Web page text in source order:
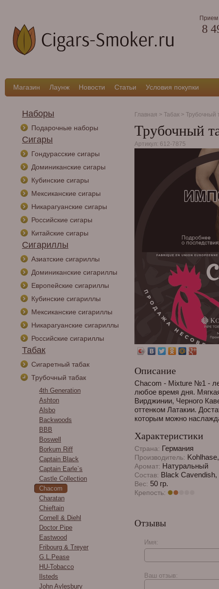
Прием
8
Магазин Лаунж Новости Статьи Условия покупки
Наборы
Подарочные наборы
Сигары
Гондурасские сигары
Доминиканские сигары
Кубинские сигары
Мексиканские сигары
Никарагуанские сигары
Российские сигары
Китайские сигары
Сигариллы
Азиатские сигариллы
Доминиканские сигариллы
Европейские сигариллы
Кубинские сигариллы
Мексиканские сигариллы
Никарагуанские сигариллы
Российские сигариллы
Табак
Сигаретный табак
Трубочный табак
4th Generation
Ashton
Alsbo
Backwoods
BBB
Boswell
Borkum Riff
Captain Black
Captain Earle`s
Castle Collection
Chacom
Charatan
Chieftain
Cornell & Diehl
Doctor Pipe
Eastwood
Fribourg & Treyer
G.L.Pease
HU-Tobacco
Ilsteds
John Aylesbury
Главная > Табак > Трубочный
Трубочный
Артикул: 612-7875
Описание
Chacom - Mixture №1 -
любое время дня.
Вирджинии, Черного
оттенком Латакии.
которым можно
Характеристики
Страна: Германия
Производитель:
Аромат: Натуральный
Состав: Black
Вес: 50 гр.
Крепость:
Отзывы
Имя:
Ваш отзыв: